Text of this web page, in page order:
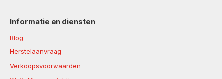
Informatie en diensten
Blog
Herstelaanvraag
Verkoopsvoorwaarden